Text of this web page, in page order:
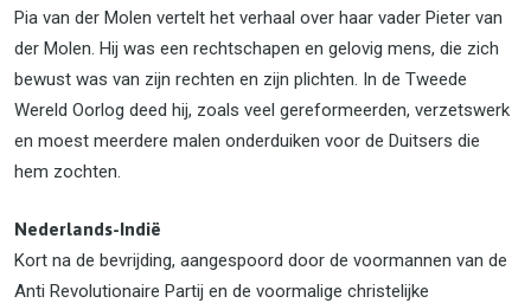
Pia van der Molen vertelt het verhaal over haar vader Pieter van
der Molen. Hij was een rechtschapen en gelovig mens, die zich
bewust was van zijn rechten en zijn plichten. In de Tweede
Wereld Oorlog deed hij, zoals veel gereformeerden, verzetswerk
en moest meerdere malen onderduiken voor de Duitsers die
hem zochten.
Nederlands-Indië
Kort na de bevrijding, aangespoord door de voormannen van de
Anti Revolutionaire Partij en de voormalige christelijke